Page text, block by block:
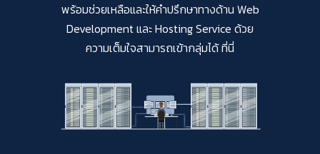
พร้อมช่วยเหลือและให้คำปรึกษาทางด้าน Web
Development และ Hosting Service ด้วย
ความเต็มใจสามารถเข้ากลุ่มได้ ที่นี่